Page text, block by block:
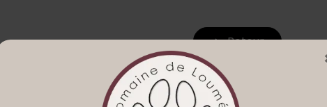
Retour